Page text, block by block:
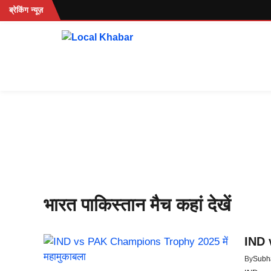
Skip
to
ब्रेकिंग न्यूज़
रहें...
भारत पाकिस्तान मैच कहां देखें
IND
By